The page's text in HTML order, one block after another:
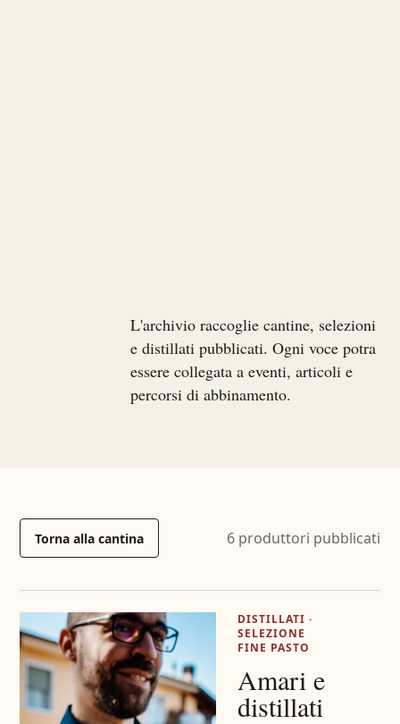
L'archivio raccoglie cantine, selezioni
e distillati pubblicati. Ogni voce potra
essere collegata a eventi, articoli e
percorsi di abbinamento.
Torna alla cantina 6 produttori pubblicati
DISTILLATI ·
SELEZIONE
FINE PASTO
Amari e
distillati